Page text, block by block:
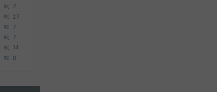
7
27
7
7
14
8